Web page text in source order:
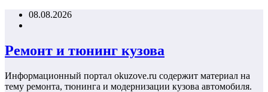
Перейти08.08.2026
Ремонт и тюнинг кузова
Информационный портал okuzove.ru содержит материал на
тему ремонта, тюнинга и модернизации кузова автомобиля.